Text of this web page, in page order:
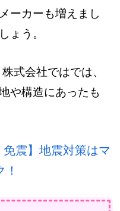
ーカーも増えまし
ょう。
式会社ではでは、
や構造にあったも
震】地震対策はマ